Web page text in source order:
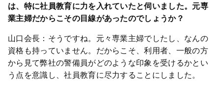
は、特に社員教育に力を入れていたと伺いました。元専
業主婦だからこその目線があったのでしょうか？
山口会長：そうですね。元々専業主婦でしたし、なんの
資格も持っていません。だからこそ、利用者、一般の方
から見て弊社の警備員がどのような印象を受けるかとい
う点を意識し、社員教育に尽力することにしました。